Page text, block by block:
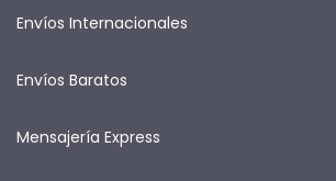
Envíos Internacionales
Envíos Baratos
Mensajería Express